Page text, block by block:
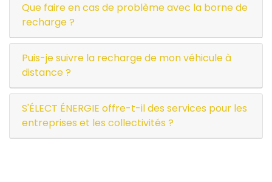
Que faire en cas de problème avec la borne de
recharge ?
Puis-je suivre la recharge de mon véhicule à
distance ?
S'ÉLECT ÉNERGIE offre-t-il des services pour les
entreprises et les collectivités ?